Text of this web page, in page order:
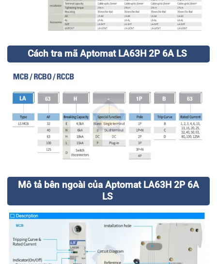
Cách tra mã Aptomat LA63H 2P 6A LS
Mô tả bên ngoài của Aptomat LA63H 2P 6A
LS